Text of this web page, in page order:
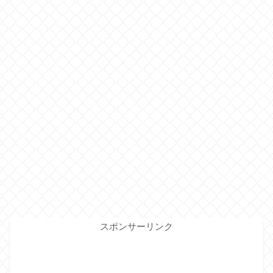
スポンサーリンク